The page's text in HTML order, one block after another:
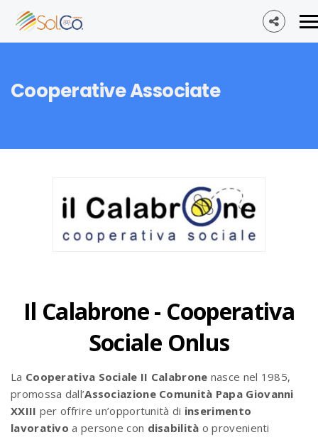
Cooperative Associate
Il Calabrone - Cooperativa
Sociale Onlus
La Cooperativa Sociale II Calabrone nasce nel 1985,
promossa dall’Associazione Comunità Papa Giovanni
XXIII per offrire un’opportunità di inserimento
lavorativo a persone con disabilità o provenienti